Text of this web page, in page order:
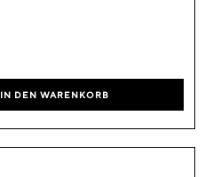
IN DEN WARENKORB